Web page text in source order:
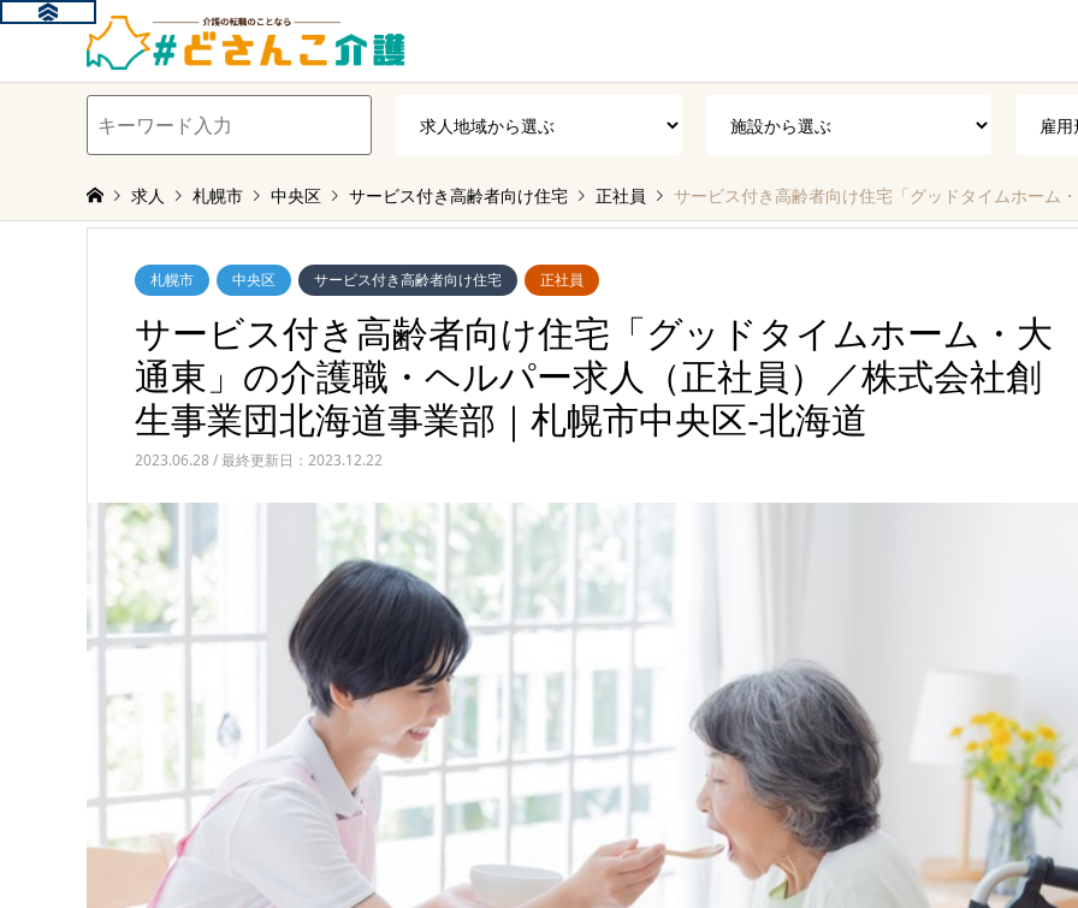
求人 札幌市 中央区 サービス付き高齢者向け住宅 正社員 サービス付き高齢者向け住宅「グッドタイムホーム・大通東」の介護職
札幌市 中央区 サービス付き高齢者向け住宅 正社員
サービス付き高齢者向け住宅「グッドタイムホーム・大
通東」の介護職・ヘルパー求人（正社員）／株式会社創
生事業団北海道事業部｜札幌市中央区‐北海道
2023.06.28 / 最終更新日：2023.12.22